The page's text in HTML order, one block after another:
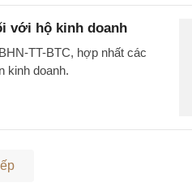
với hộ kinh doanh
TT-BTC, hợp nhất các
kinh doanh.